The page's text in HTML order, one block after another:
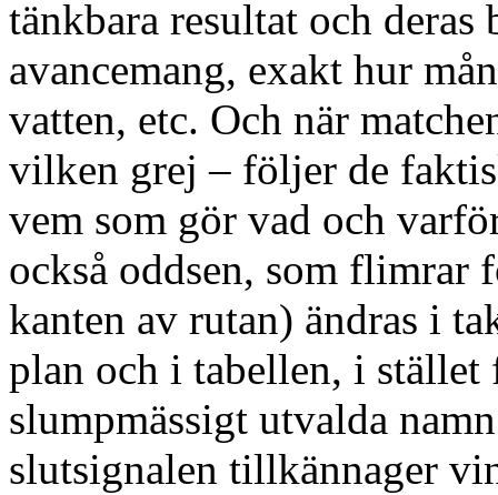
tänkbara resultat och
avancemang, exakt hur
vatten, etc. Och när
vilken grej – följer de
vem som gör vad och
också oddsen, som
kanten av rutan) ändras i
plan och i tabellen, i stället
slumpmässigt utvalda
slutsignalen tillkännager